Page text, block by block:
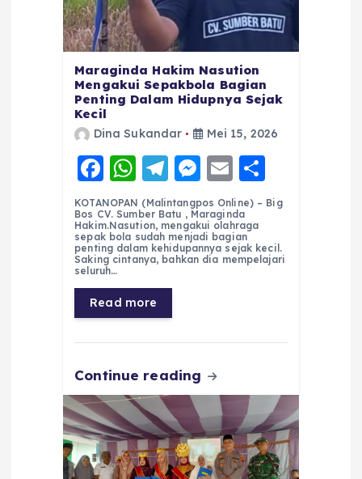
Maraginda Hakim Nasution
Mengakui Sepakbola Bagian
Penting Dalam Hidupnya Sejak
Kecil
Dina Sukandar Mei 15, 2026
F
a
c
e
b
o
o
k
W
h
a
ts
A
p
p
T
el
e
g
r
a
m
M
e
ss
e
n
E
m
ai
l
h
a
re
KOTANOPAN (Malintangpos Online) – Big
Bos CV. Sumber Batu , Maraginda
Hakim.Nasution, mengakui olahraga
sepak bola sudah menjadi bagian
penting dalam kehidupannya sejak kecil.
Saking cintanya, bahkan dia mempelajari
seluruh…
Read more
Continue reading